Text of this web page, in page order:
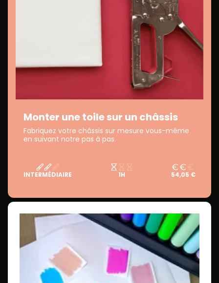
Monter une toile sur un châssis
Fabriquez votre châssis sur mesure vous-même
en suivant notre pas à pas.
INTERMÉDIAIRE 1H 54,05 €